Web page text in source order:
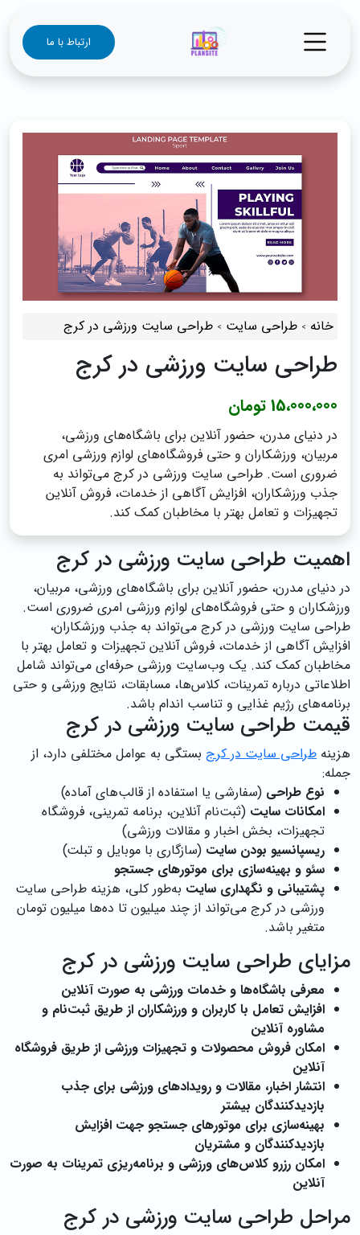
ارتباط با ما
خانه طراحی سایت طراحی سایت ورزشی در کرج
طراحی سایت ورزشی در کرج
15،000،000 تومان
در دنیای مدرن، حضور آنلاین برای باشگاه‌های ورزشی،
مربیان، ورزشکاران و حتی فروشگاه‌های لوازم ورزشی امری
ضروری است. طراحی سایت ورزشی در کرج می‌تواند به
جذب ورزشکاران، افزایش آگاهی از خدمات، فروش آنلاین
تجهیزات و تعامل بهتر با مخاطبان کمک کند.
اهمیت طراحی سایت ورزشی در کرج
در دنیای مدرن، حضور آنلاین برای باشگاه‌های ورزشی، مربیان،
ورزشکاران و حتی فروشگاه‌های لوازم ورزشی امری ضروری است.
طراحی سایت ورزشی در کرج می‌تواند به جذب ورزشکاران،
افزایش آگاهی از خدمات، فروش آنلاین تجهیزات و تعامل بهتر با
مخاطبان کمک کند. یک وب‌سایت ورزشی حرفه‌ای می‌تواند شامل
اطلاعاتی درباره تمرینات، کلاس‌ها، مسابقات، نتایج ورزشی و حتی
برنامه‌های رژیم غذایی و تناسب اندام باشد.
قیمت طراحی سایت ورزشی در کرج
هزینه طراحی سایت در کرج بستگی به عوامل مختلفی دارد، از
جمله:
نوع طراحی (سفارشی یا استفاده از قالب‌های آماده)
امکانات سایت (ثبت‌نام آنلاین، برنامه تمرینی، فروشگاه
تجهیزات، بخش اخبار و مقالات ورزشی)
ریسپانسیو بودن سایت (سازگاری با موبایل و تبلت)
سئو و بهینه‌سازی برای موتورهای جستجو
پشتیبانی و نگهداری سایت به‌طور کلی، هزینه طراحی سایت
ورزشی در کرج می‌تواند از چند میلیون تا ده‌ها میلیون تومان
متغیر باشد.
مزایای طراحی سایت ورزشی در کرج
معرفی باشگاه‌ها و خدمات ورزشی به صورت آنلاین
افزایش تعامل با کاربران و ورزشکاران از طریق ثبت‌نام و
مشاوره آنلاین
امکان فروش محصولات و تجهیزات ورزشی از طریق فروشگاه
آنلاین
انتشار اخبار، مقالات و رویدادهای ورزشی برای جذب
بازدیدکنندگان بیشتر
بهینه‌سازی برای موتورهای جستجو جهت افزایش
بازدیدکنندگان و مشتریان
امکان رزرو کلاس‌های ورزشی و برنامه‌ریزی تمرینات به صورت
آنلاین
مراحل طراحی سایت ورزشی در کرج